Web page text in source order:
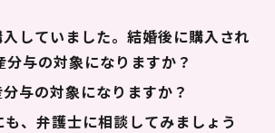
していました。結婚後に購入され
与の対象になりますか？
与の対象になりますか？
、弁護士に相談してみましょう